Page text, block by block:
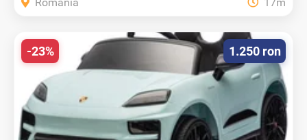
1.250 ron
-23%